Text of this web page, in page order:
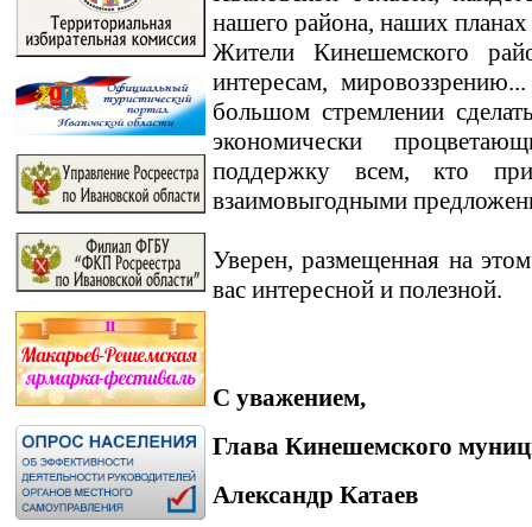
нашего района, наших
Жители Кинешемского
интересам,
большом стремлении
экономически
поддержку всем, кто
взаимовыгодными
Уверен, размещенная на
вас интересной и полезной.
С уважением,
Глава Кинешемского
Александр Катаев